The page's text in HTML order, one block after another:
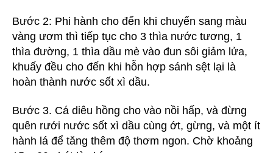
Bước 2: Phi hành cho đến khi chuyển sang màu
vàng ươm thì tiếp tục cho 3 thìa nước tương, 1
thìa đường, 1 thìa dầu mè vào đun sôi giảm lửa,
khuấy đều cho đến khi hỗn hợp sánh sệt lại là
hoàn thành nước sốt xì dầu.
Bước 3. Cá diêu hồng cho vào nồi hấp, và đừng
quên rưới nước sốt xì dầu cùng ớt, gừng, và một ít
hành lá để tăng thêm độ thơm ngon. Chờ khoảng